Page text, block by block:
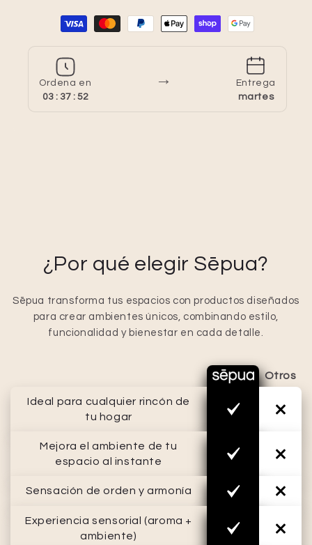
Formas de pago
Ordena en
03 : 37 : 52
→
Entrega
martes
¿Por qué elegir Sēpua?
Sēpua transforma tus espacios con productos diseñados
para crear ambientes únicos, combinando estilo,
funcionalidad y bienestar en cada detalle.
Otros
Ideal para cualquier rincón de
tu hogar
Mejora el ambiente de tu
espacio al instante
Sensación de orden y armonía
Experiencia sensorial (aroma +
ambiente)